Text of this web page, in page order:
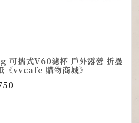
攜式V60濾杯 戶外露營 折疊
《vvcafe 購物商城》